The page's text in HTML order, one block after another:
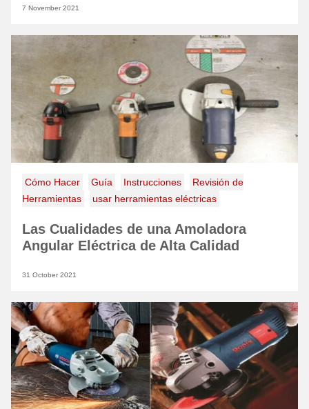
7 November 2021
Cómo Hacer Guía Instrucciones
Revisión de
Herramientas
usar herramientas eléctricas
Las Cualidades de una Amoladora
Angular Eléctrica de Alta Calidad
31 October 2021